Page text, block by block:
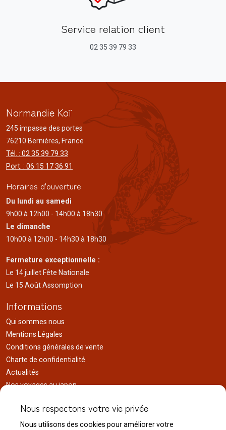
Service relation client
02 35 39 79 33
Normandie Koï
245 impasse des portes
76210 Bernières, France
Tél. : 02 35 39 79 33
Port. : 06 15 17 36 91
Horaires d'ouverture
Du lundi au samedi
9h00 à 12h00 - 14h00 à 18h30
Le dimanche
10h00 à 12h00 - 14h30 à 18h30
Fermeture exceptionnelle :
Le 14 juillet Fête Nationale
Le 15 Août Assomption
Informations
Qui sommes nous
Mentions Légales
Conditions générales de vente
Charte de confidentialité
Actualités
Nos voyages au japon
Liens utiles
Nous respectons votre vie privée
Nous utilisons des cookies pour améliorer votre